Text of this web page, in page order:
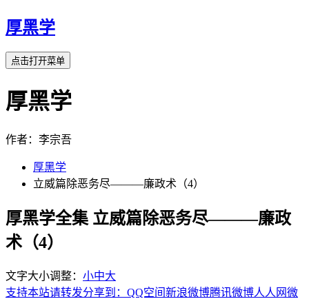
厚黑学
点击打开菜单
厚黑学
作者：李宗吾
厚黑学
立威篇除恶务尽———廉政术（4）
厚黑学全集 立威篇除恶务尽———廉政
术（4）
文字大小调整： 小中大
支持本站请转发分享到： QQ空间新浪微博腾讯微博人人网微